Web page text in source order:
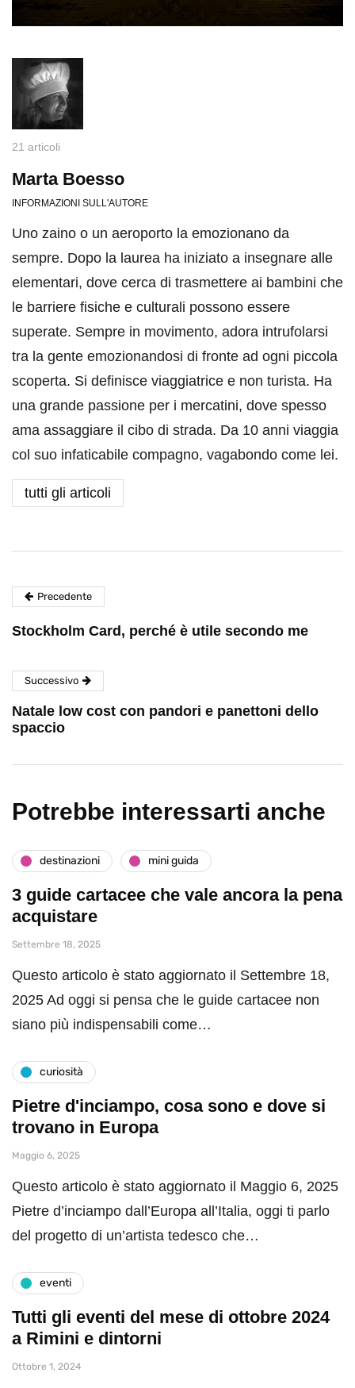
21 articoli
Marta Boesso
INFORMAZIONI SULL'AUTORE
Uno zaino o un aeroporto la emozionano da
sempre. Dopo la laurea ha iniziato a insegnare alle
elementari, dove cerca di trasmettere ai bambini che
le barriere fisiche e culturali possono essere
superate. Sempre in movimento, adora intrufolarsi
tra la gente emozionandosi di fronte ad ogni piccola
scoperta. Si definisce viaggiatrice e non turista. Ha
una grande passione per i mercatini, dove spesso
ama assaggiare il cibo di strada. Da 10 anni viaggia
col suo infaticabile compagno, vagabondo come lei.
tutti gli articoli
Precedente
Stockholm Card, perché è utile secondo me
Successivo
Natale low cost con pandori e panettoni dello
spaccio
Potrebbe interessarti anche
destinazioni mini guida
3 guide cartacee che vale ancora la pena
acquistare
Settembre 18, 2025
Questo articolo è stato aggiornato il Settembre 18,
2025 Ad oggi si pensa che le guide cartacee non
siano più indispensabili come…
curiosità
Pietre d'inciampo, cosa sono e dove si
trovano in Europa
Maggio 6, 2025
Questo articolo è stato aggiornato il Maggio 6, 2025
Pietre d’inciampo dall’Europa all’Italia, oggi ti parlo
del progetto di un’artista tedesco che…
eventi
Tutti gli eventi del mese di ottobre 2024
a Rimini e dintorni
Ottobre 1, 2024